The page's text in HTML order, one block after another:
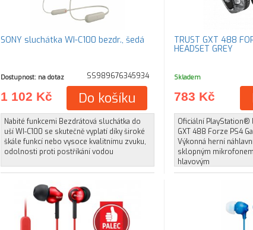
SONY sluchátka WI-C100 bezdr., šedá
Dostupnost: na dotaz SS989676345934
1 102 Kč Do košíku
Nabité funkcemi Bezdrátová sluchátka do
uší WI-C100 se skutečně vyplatí díky široké
škále funkcí nebo vysoce kvalitnímu zvuku,
odolnosti proti postříkání vodou
TRUST GXT 488
HEADSET GREY
Skladem
783 Kč
Oficiální PlayStation®
GXT 488 Forze PS4
Výkonná herní
sklopným
hlavovým